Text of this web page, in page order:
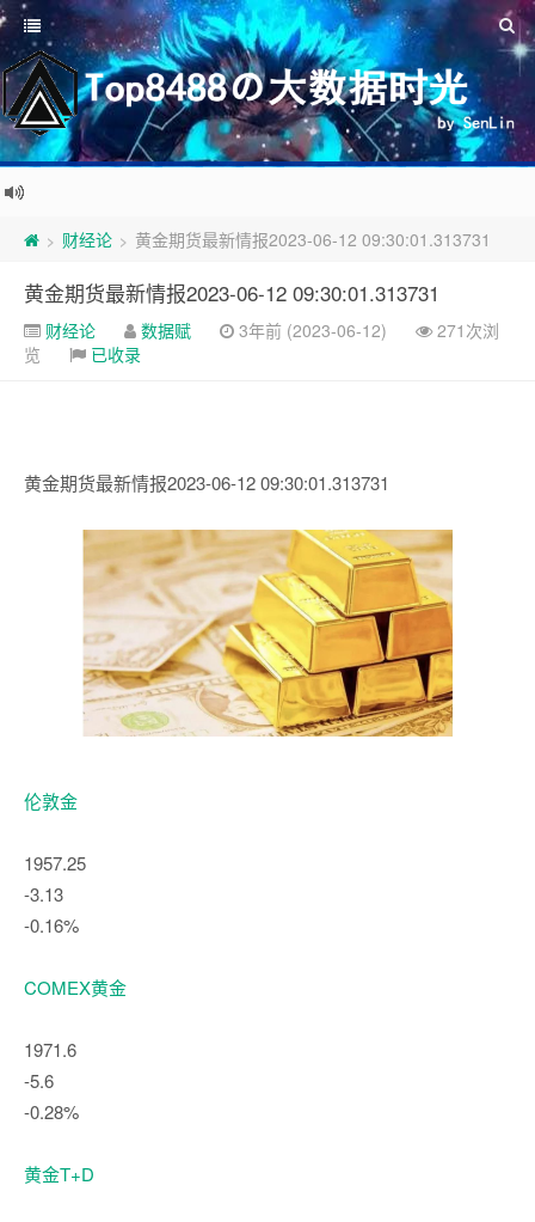
> 财经论 > 黄金期货最新情报2023-06-12 09:30:01.313731
黄金期货最新情报2023-06-12 09:30:01.313731
财经论 数据赋 3年前 (2023-06-12)
271次浏
览
已收录
黄金期货最新情报2023-06-12 09:30:01.313731
伦敦金
1957.25
-3.13
-0.16%
COMEX黄金
1971.6
-5.6
-0.28%
黄金T+D